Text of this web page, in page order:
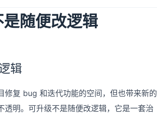
随便改逻辑
辑
修复 bug 和迭代功能的空间，但也带来新的
明。可升级不是随便改逻辑，它是一套治